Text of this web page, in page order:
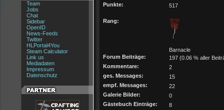
Team
Jobs
Chat
Sidebar
OpenID
News-Feeds
Twitter
HLPortal4You
Steam Calculator
Link us
Mediadaten
Impressum
Datenschutz
Punkte:
517
Rang:
Barnacle
Forum Beiträge:
197 (0.06 % aller
Kommentare:
2
ges. Messages:
15
empf. Messages:
22
Galerie Bilder:
0
Gästebuch Einträge:
8